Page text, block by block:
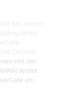
das ändern.
schon
Oktober
mit der
findet
im